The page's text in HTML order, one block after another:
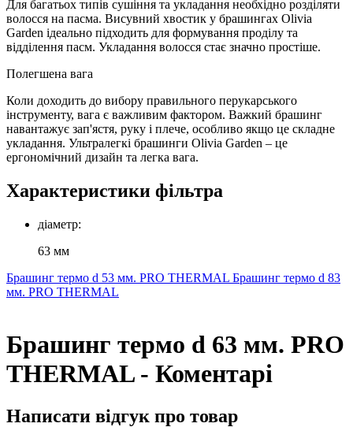
Для багатьох типів сушіння та укладання необхідно розділяти
волосся на пасма. Висувний хвостик у брашингах Olivia
Garden ідеально підходить для формування проділу та
відділення пасм. Укладання волосся стає значно простіше.
Полегшена вага
Коли доходить до вибору правильного перукарського
інструменту, вага є важливим фактором. Важкий брашинг
навантажує зап'ястя, руку і плече, особливо якщо це складне
укладання. Ультралегкі брашинги Olivia Garden – це
ергономічний дизайн та легка вага.
Характеристики фільтра
діаметр:
63 мм
Брашинг термо d 53 мм. PRO TНERMAL Брашинг термо d 83
мм. PRO TНERMAL
Брашинг термо d 63 мм. PRO
TНERMAL - Коментарі
Написати відгук про товар